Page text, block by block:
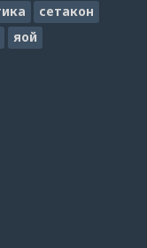
сетакон
яой